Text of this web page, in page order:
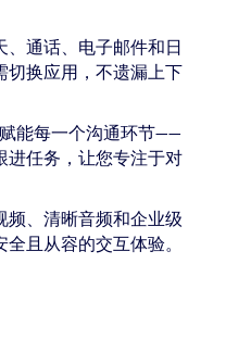
、通话、电子邮件和日
切换应用，不遗漏上下
能每一个沟通环节——
进任务，让您专注于对
频、清晰音频和企业级
且从容的交互体验。